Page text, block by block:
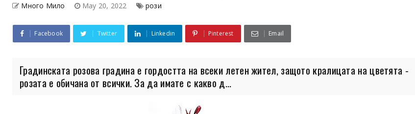
Много Мило May 20, 2022 рози
Facebook Twitter Linkedin Pinterest Email
Градинската розова градина е гордостта на всеки летен жител, защото кралицата на цветята -
розата е обичана от всички. За да имате с какво д...